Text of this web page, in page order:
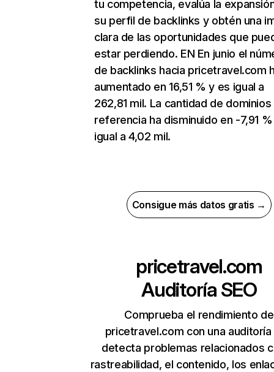
tu competencia, evalúa la
su perfil de backlinks y obtén una
clara de las oportunidades que
estar perdiendo. EN En junio el
de backlinks hacia pricetravel.com
aumentado en 16,51 % y es igual a
262,81 mil. La cantidad de
referencia ha disminuido en -7,91
igual a 4,02 mil.
Consigue más datos gratis →
pricetravel.com
Auditoría SEO
Comprueba el rendimiento de
pricetravel.com con una auditoría
detecta problemas relacionados
rastreabilidad, el contenido, los